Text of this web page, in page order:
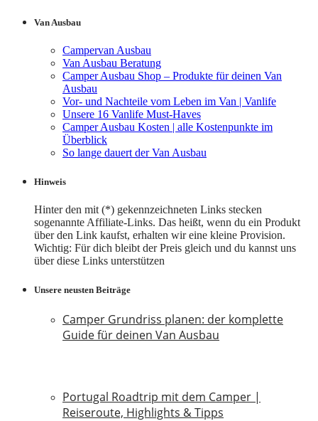
Van Ausbau
Campervan Ausbau
Van Ausbau Beratung
Camper Ausbau Shop – Produkte für deinen Van
Ausbau
Vor- und Nachteile vom Leben im Van | Vanlife
Unsere 16 Vanlife Must-Haves
Camper Ausbau Kosten | alle Kostenpunkte im
Überblick
So lange dauert der Van Ausbau
Hinweis
Hinter den mit (*) gekennzeichneten Links stecken
sogenannte Affiliate-Links. Das heißt, wenn du ein Produkt
über den Link kaufst, erhalten wir eine kleine Provision.
Wichtig: Für dich bleibt der Preis gleich und du kannst uns
über diese Links unterstützen
Unsere neusten Beiträge
Camper Grundriss planen: der komplette
Guide für deinen Van Ausbau
Portugal Roadtrip mit dem Camper |
Reiseroute, Highlights & Tipps